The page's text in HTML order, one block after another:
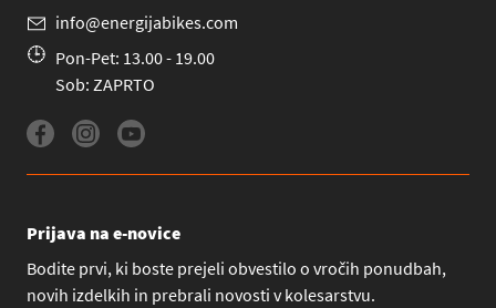
info@energijabikes.com
Pon-Pet: 13.00 - 19.00
Sob: ZAPRTO
Prijava na e-novice
Bodite prvi, ki boste prejeli obvestilo o vročih ponudbah,
novih izdelkih in prebrali novosti v kolesarstvu.